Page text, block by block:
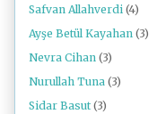
Safvan Allahverdi (4)
Ayşe Betül Kayahan (3)
Nevra Cihan (3)
Nurullah Tuna (3)
Sidar Basut (3)